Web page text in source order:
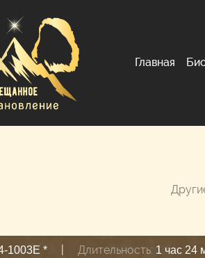
Главная
1003E * Длительность: 1 час 24